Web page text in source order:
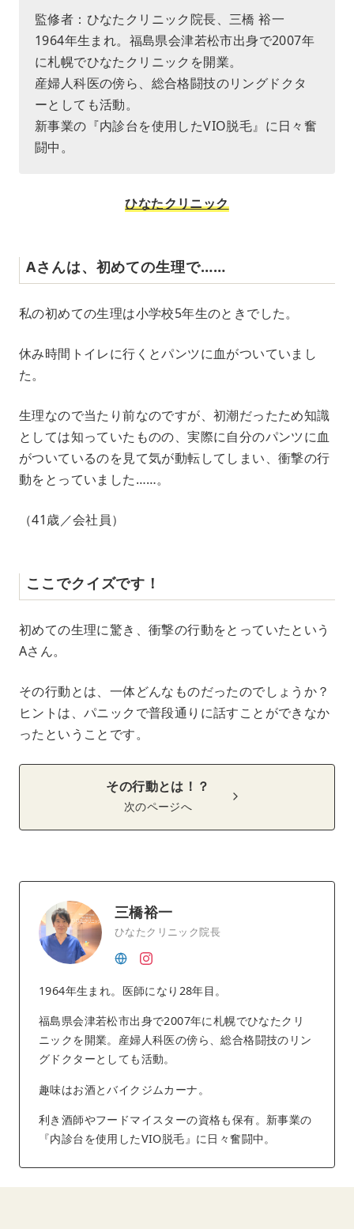
監修者：ひなたクリニック院長、三橋 裕一
1964年生まれ。福島県会津若松市出身で2007年
に札幌でひなたクリニックを開業。
産婦人科医の傍ら、総合格闘技のリングドクタ
ーとしても活動。
新事業の『内診台を使用したVIO脱毛』に日々奮
闘中。
ひなたクリニック
Aさんは、初めての生理で……
私の初めての生理は小学校5年生のときでした。
休み時間トイレに行くとパンツに血がついていまし
た。
生理なので当たり前なのですが、初潮だったため知識
としては知っていたものの、実際に自分のパンツに血
がついているのを見て気が動転してしまい、衝撃の行
動をとっていました……。
（41歳／会社員）
ここでクイズです！
初めての生理に驚き、衝撃の行動をとっていたという
Aさん。
その行動とは、一体どんなものだったのでしょうか？
ヒントは、パニックで普段通りに話すことができなか
ったということです。
その行動とは！？
次のページへ
三橋裕一
ひなたクリニック院長
1964年生まれ。医師になり28年目。
福島県会津若松市出身で2007年に札幌でひなたクリ
ニックを開業。産婦人科医の傍ら、総合格闘技のリン
グドクターとしても活動。
趣味はお酒とバイクジムカーナ。
利き酒師やフードマイスターの資格も保有。新事業の
『内診台を使用したVIO脱毛』に日々奮闘中。